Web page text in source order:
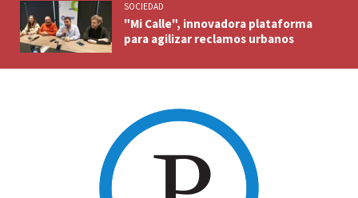
SOCIEDAD
"Mi Calle", innovadora plataforma
para agilizar reclamos urbanos